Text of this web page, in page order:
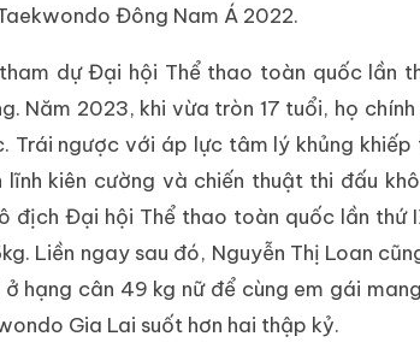
Đông Nam Á 2022.
dự Đại hội Thể thao toàn quốc lần
Năm 2023, khi vừa tròn 17 tuổi, họ
ngược với áp lực tâm lý khủng khiếp
kiên cường và chiến thuật thi đấu
Đại hội Thể thao toàn quốc lần thứ
Liền ngay sau đó, Nguyễn Thị Loan
hạng cân 49 kg nữ để cùng em gái
Gia Lai suốt hơn hai thập kỷ.